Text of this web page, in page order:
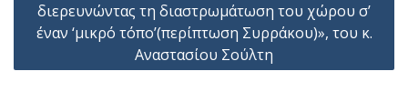
διερευνώντας τη διαστρωμάτωση του χώρου σ’
έναν ‘μικρό τόπο’(περίπτωση Συρράκου)», του κ.
Αναστασίου Σούλτη